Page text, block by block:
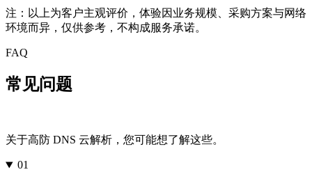
注：以上为客户主观评价，体验因业务规模、采购方案与网络
环境而异，仅供参考，不构成服务承诺。
FAQ
常见问题
关于高防 DNS 云解析，您可能想了解这些。
01